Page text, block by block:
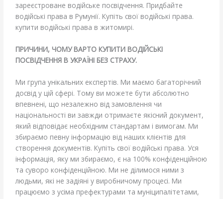
зареєстроване водійське посвідчення. Придбайте
водійські права в Румунії. Купіть свої водійські права.
купити водійські права в житомирі.
ПРИЧИНИ, ЧОМУ ВАРТО КУПИТИ ВОДІЙСЬКІ
ПОСВІДЧЕННЯ В УКРАЇНІ БЕЗ СТРАХУ.
Ми група унікальних експертів. Ми маємо багаторічний
досвід у цій сфері. Тому ви можете бути абсолютно
впевнені, що незалежно від замовлення чи
національності ви завжди отримаєте якісний документ,
який відповідає необхідним стандартам і вимогам. Ми
збираємо певну інформацію від наших клієнтів для
створення документів. Купіть свої водійські права. Уся
інформація, яку ми збираємо, є на 100% конфіденційною
та суворо конфіденційною. Ми не ділимося ними з
людьми, які не задіяні у виробничому процесі. Ми
працюємо з усіма префектурами та муніципалітетами,